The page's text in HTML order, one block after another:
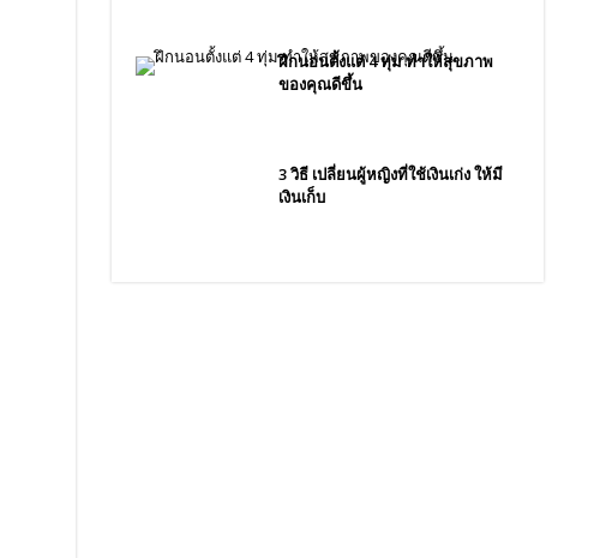
ฝึกนอนตั้งแต่ 4 ทุ่ม ทำให้สุขภาพ
ของคุณดีขึ้น
3 วิธี เปลี่ยนผู้หญิงที่ใช้เงินเก่ง ให้มี
เงินเก็บ